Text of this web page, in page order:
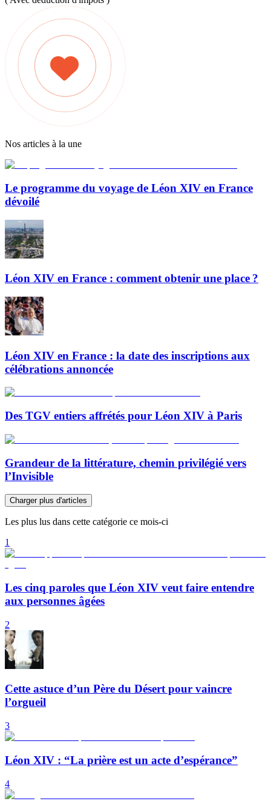
Nos articles à la une
Le programme du voyage de Léon XIV en France
dévoilé
Léon XIV en France : comment obtenir une place ?
Léon XIV en France : la date des inscriptions aux
célébrations annoncée
Des TGV entiers affrétés pour Léon XIV à Paris
Grandeur de la littérature, chemin privilégié vers
l’Invisible
Charger plus d'articles
Les plus lus dans cette catégorie ce mois-ci
1
Les cinq paroles que Léon XIV veut faire entendre
aux personnes âgées
2
Cette astuce d’un Père du Désert pour vaincre
l’orgueil
3
Léon XIV : “La prière est un acte d’espérance”
4